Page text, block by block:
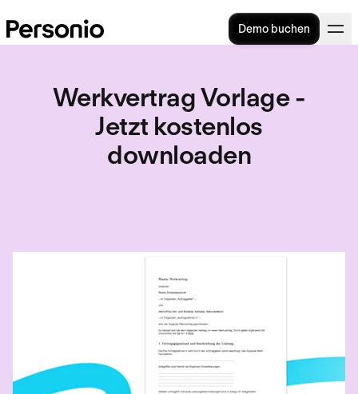
Demo buchen
Werkvertrag Vorlage -
Jetzt kostenlos
downloaden